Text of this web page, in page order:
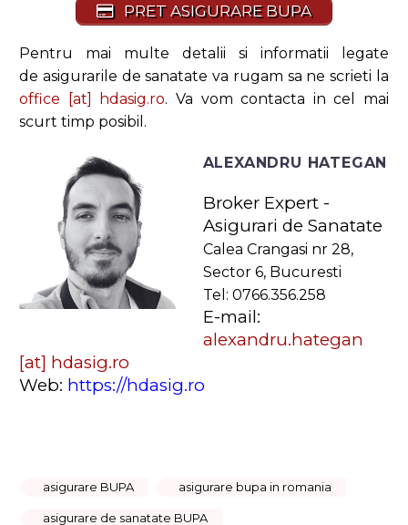
PRET ASIGURARE BUPA
Pentru mai multe detalii si informatii legate
de asigurarile de sanatate va rugam sa ne scrieti la
office [at] hdasig.ro. Va vom contacta in cel mai
scurt timp posibil.
ALEXANDRU HATEGAN
Broker Expert -
Asigurari de Sanatate
Calea Crangasi nr 28,
Sector 6, Bucuresti
Tel: 0766.356.258
E-mail:
alexandru.hategan
[at] hdasig.ro
Web: https://hdasig.ro
asigurare BUPA asigurare bupa in romania
asigurare de sanatate BUPA